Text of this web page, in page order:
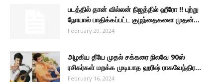
படத்தில் தான் வில்லன் நிஜத்தில் ஹீரோ !! புற்று
நோயால் பாதிக்கப்பட்ட குழந்தைகளை முதன்...
February 20, 2024
அழகிய தீயே முதல் சக்கரை நிலவே 90ஸ்
ரசிகர்கள் மறக்க முடியாத ஹரிஷ் ராகவேந்திர...
February 16, 2024